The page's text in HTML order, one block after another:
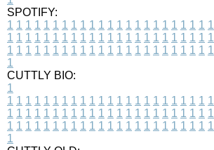
SPOTIFY:
1 1 1 1 1 1 1 1 1 1 1 1 1 1 1 1 1 1 1 1 1 1 1
1 1 1 1 1 1 1 1 1 1 1 1 1 1 1 1 1 1 1 1 1 1 1
1 1 1 1 1 1 1 1 1 1 1 1 1 1 1 1 1 1 1 1 1 1 1
1
CUTTLY BIO:
1
1 1 1 1 1 1 1 1 1 1 1 1 1 1 1 1 1 1 1 1 1 1 1
1 1 1 1 1 1 1 1 1 1 1 1 1 1 1 1 1 1 1 1 1 1 1
1 1 1 1 1 1 1 1 1 1 1 1 1 1 1 1 1 1 1 1 1 1 1
1